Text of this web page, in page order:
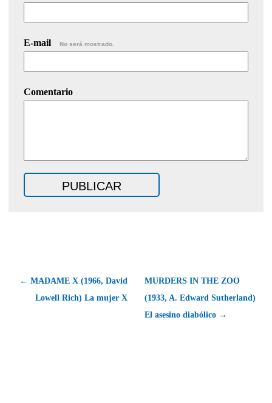
E-mail No será mostrado.
Comentario
← MADAME X (1966, David
Lowell Rich) La mujer X
MURDERS IN THE ZOO
(1933, A. Edward Sutherland)
El asesino diabólico →